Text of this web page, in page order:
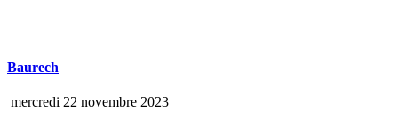
Baurech
mercredi 22 novembre 2023